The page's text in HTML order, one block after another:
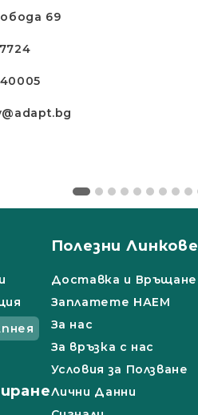
69
Полезни Линкове
Доставка и Връщане
Заплатете НАЕМ
За нас
За връзка с нас
Условия за Ползване
Лични Данни